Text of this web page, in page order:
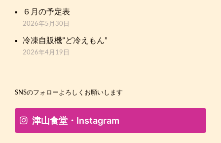
６月の予定表
2026年5月30日
冷凍自販機”ど冷えもん”
2026年4月19日
SNSのフォローよろしくお願いします
津山食堂・Instagram